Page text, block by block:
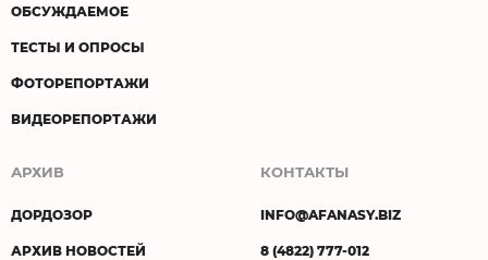
ОБСУЖДАЕМОЕ
ТЕСТЫ И ОПРОСЫ
ФОТОРЕПОРТАЖИ
ВИДЕОРЕПОРТАЖИ
АРХИВ
ДОРДОЗОР
АРХИВ НОВОСТЕЙ
КОНТАКТЫ
INFO@AFANASY.BIZ
8 (4822) 777-012